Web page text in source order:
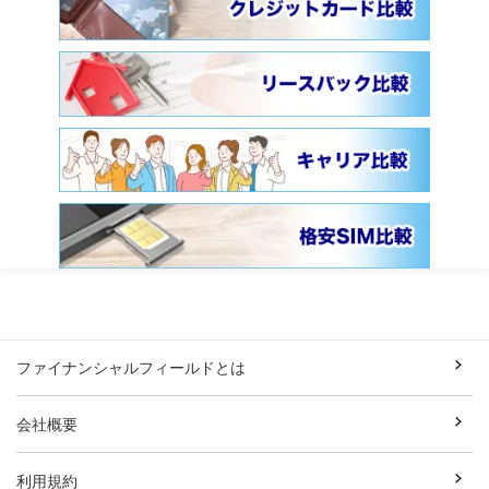
ファイナンシャルフィールドとは
会社概要
利用規約